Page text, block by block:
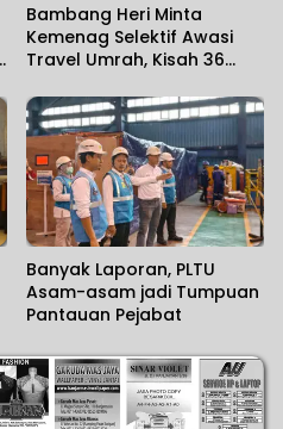
Bambang Heri Minta
Kemenag Selektif Awasi
Travel Umrah, Kisah 36
Jeddah Mengundang Haru
Banyak Laporan, PLTU
Asam-asam jadi Tumpuan
Pantauan Pejabat